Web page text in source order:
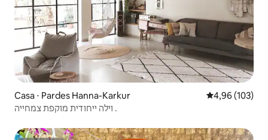
Casa ⋅ Pardes Hanna-Karkur 4,96 de uma
4,96 (103)
וילה ייחודית מוקפת צמחייה .